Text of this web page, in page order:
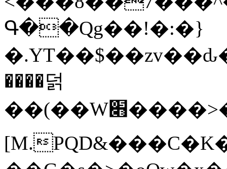
Գ��Qg��!�:�}
����덝
��(��W׋����>��O>�d�%Y�@�@ڻ<�z{rc&׻��z�����AeK�^�����������˩t��=x~
[M.